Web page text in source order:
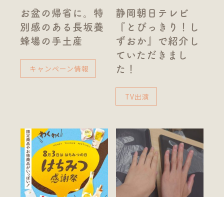
お盆の帰省に。特
別感のある長坂養
蜂場の手土産
キャンペーン情報
静岡朝日テレビ
『とびっきり！し
ずおか』で紹介し
ていただきまし
た！
TV出演